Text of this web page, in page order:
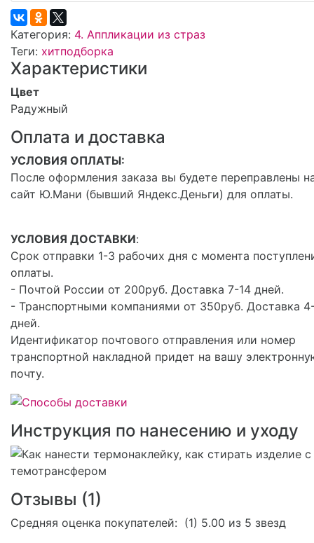
Категория: 4. Аппликации из страз
Теги: хитподборка
Характеристики
Цвет
Радужный
Оплата и доставка
УСЛОВИЯ ОПЛАТЫ:
После оформления заказа вы будете переправлены
сайт Ю.Мани (бывший Яндекс.Деньги) для оплаты.
УСЛОВИЯ ДОСТАВКИ:
Срок отправки 1-3 рабочих дня с момента
оплаты.
- Почтой России от 200руб. Доставка 7-14 дней.
- Транспортными компаниями от 350руб. Доставка
дней.
Идентификатор почтового отправления или номер
транспортной накладной придет на вашу
почту.
Инструкция по нанесению и уходу
Отзывы (1)
Средняя оценка покупателей: (1) 5.00 из 5 звезд